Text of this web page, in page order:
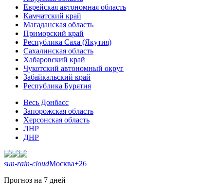
Еврейская автономная область
Камчатский край
Магаданская область
Приморский край
Республика Саха (Якутия)
Сахалинская область
Хабаровский край
Чукотский автономный округ
Забайкальский край
Республика Бурятия
Весь Донбасс
Запорожская область
Херсонская область
ЛНР
ДНР
sun-rain-cloudМосква+26
Прогноз на 7 дней